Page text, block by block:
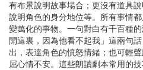
有布景說明故事場合；更沒有道具
說明角色的身分地位等。所有事情
變萬化的事物。一句對白有千百種
開這裏，因為他看不起我」這兩句
出，表達角色的憤怒情緒；也可輕
屈心情不安。這些朗讀劇本常用的